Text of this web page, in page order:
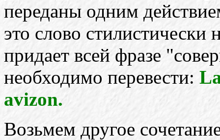
переданы одним
это слово стилистически
придает всей фразе
необходимо перевести:
avizon.
Возьмем другое